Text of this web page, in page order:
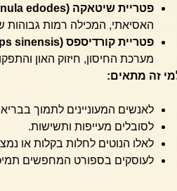
פטריית שיטאקה (Lentinula edodes):
האסיאתי, המכילה רמות גבוהות
פטריית קורדיספס (Cordyceps sinensis):
מערכת החיסון, חיזוק האון
זה מתאים:
לאנשים המעוניינים לתמוך
לסובלים מעייפות ותשישות.
לאלו הנוטים לחלות בקלות או
לעוסקים בספורט המחפשים